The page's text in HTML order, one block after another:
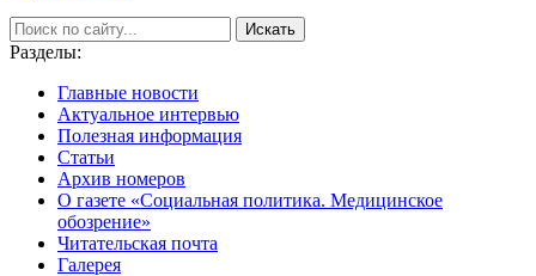
Искать
Разделы:
Главные новости
Актуальное интервью
Полезная информация
Статьи
Архив номеров
О газете «Социальная политика. Медицинское
обозрение»
Читательская почта
Галерея